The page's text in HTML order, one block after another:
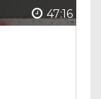
47:16